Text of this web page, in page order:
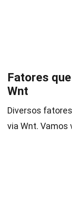
Fatores
Wnt
Diversos
via Wnt. Vamos